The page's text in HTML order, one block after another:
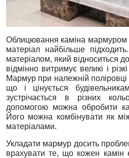
Облицювання каміна мармуром
матеріал найбільше
матеріалом, який відноситься
відмінно витримує великі і
Мармур при належній
що і цінується
зустрічається в різних
допомогою можна обробити
Його можна комбінувати як
матеріалами.
Укладати мармур досить
врахувати те, що кожен камін